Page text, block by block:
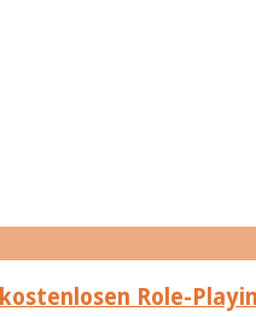
Role-